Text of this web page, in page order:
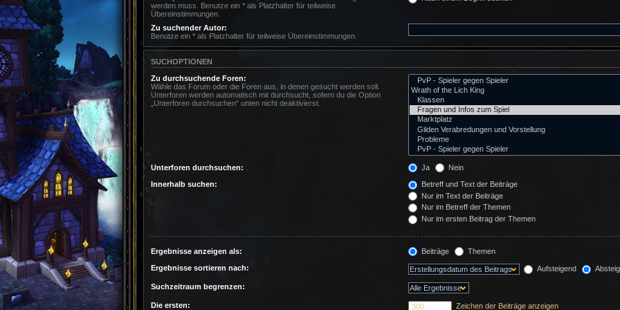
werden muss. Benutze ein * als Platzhalter für teilweise
Übereinstimmungen.
Zu suchender Autor:
Benutze ein * als Platzhalter für teilweise Übereinstimmungen.
SUCHOPTIONEN
Zu durchsuchende Foren:
Wähle das Forum oder die Foren aus, in denen gesucht werden soll.
Unterforen werden automatisch mit durchsucht, sofern du die Option
„Unterforen durchsuchen“ unten nicht deaktivierst.
Unterforen durchsuchen: Ja Nein
Innerhalb suchen:
Betreff und Text der Beiträge
Nur im Text der Beiträge
Nur im Betreff der Themen
Nur im ersten Beitrag der Themen
Ergebnisse anzeigen als: Beiträge Themen
Ergebnisse sortieren nach: Aufsteigend
Suchzeitraum begrenzen:
Die ersten:
Zeichen der Beiträge anzeigen